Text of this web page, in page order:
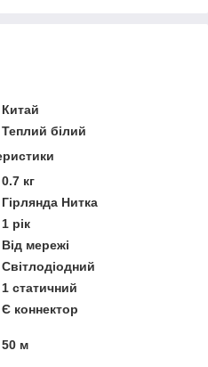
Китай
Теплий білий
0.7 кг
Гірлянда Нитка
1 рік
Від мережі
Світлодіодний
1 статичний
Є коннектор
50 м